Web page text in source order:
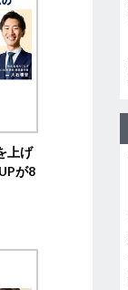
上げ
が8